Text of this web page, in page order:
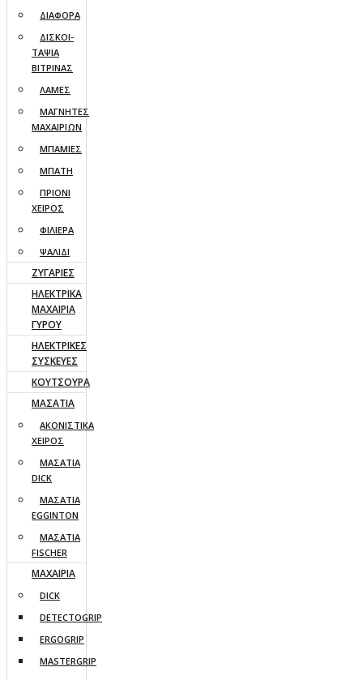
ΔΙΑΦΟΡΑ
ΔΙΣΚΟΙ-
ΤΑΨΙΑ
ΒΙΤΡΙΝΑΣ
ΛΑΜΕΣ
ΜΑΓΝΗΤΕΣ
ΜΑΧΑΙΡΙΩΝ
ΜΠΑΜΙΕΣ
ΜΠΑΤΗ
ΠΡΙΟΝΙ
ΧΕΙΡΟΣ
ΦΙΛΙΕΡΑ
ΨΑΛΙΔΙ
ΖΥΓΑΡΙΕΣ
ΗΛΕΚΤΡΙΚΑ
ΜΑΧΑΙΡΙΑ
ΓΥΡΟΥ
ΗΛΕΚΤΡΙΚΕΣ
ΣΥΣΚΕΥΕΣ
ΚΟΥΤΣΟΥΡΑ
ΜΑΣΑΤΙΑ
ΑΚΟΝΙΣΤΙΚΑ
ΧΕΙΡΟΣ
ΜΑΣΑΤΙΑ
DICK
ΜΑΣΑΤΙΑ
EGGINTON
ΜΑΣΑΤΙΑ
FISCHER
ΜΑΧΑΙΡΙΑ
DICK
DETECTOGRIP
ERGOGRIP
MASTERGRIP